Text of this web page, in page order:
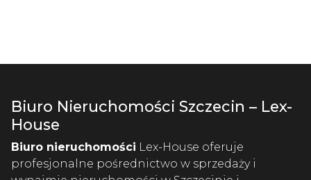
Biuro Nieruchomości Szczecin – Lex-
House
Biuro nieruchomości Lex-House oferuje
profesjonalne pośrednictwo w sprzedaży i